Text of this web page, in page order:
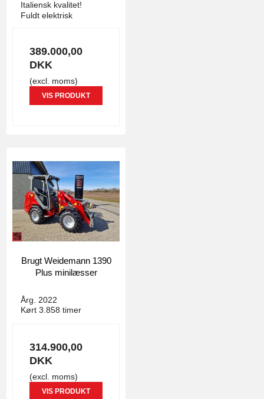
Italiensk kvalitet!
Fuldt elektrisk
389.000,00
DKK
(excl. moms)
VIS PRODUKT
Brugt Weidemann 1390
Plus minilæsser
Årg. 2022
Kørt 3.858 timer
314.900,00
DKK
(excl. moms)
VIS PRODUKT